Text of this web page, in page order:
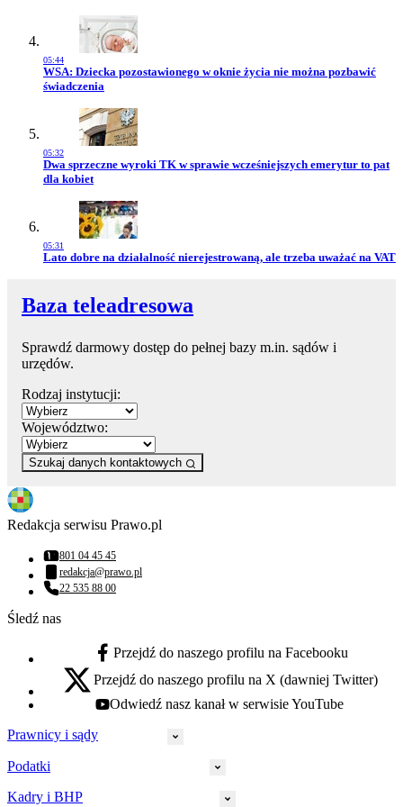
05:44
Przejdź do artykułu:
WSA: Dziecka pozostawionego w oknie życia nie można pozbawić
świadczenia
05:32
Przejdź do artykułu:
Dwa sprzeczne wyroki TK w sprawie wcześniejszych emerytur to pat
dla kobiet
05:31
Przejdź do artykułu:
Lato dobre na działalność nierejestrowaną, ale trzeba uważać na VAT
Baza teleadresowa
Sprawdź darmowy dostęp do pełnej bazy m.in. sądów i
urzędów.
Rodzaj instytucji:
Województwo:
Szukaj danych kontaktowych
Redakcja serwisu Prawo.pl
Numer telefonu:
801 04 45 45
Adres email:
redakcja@prawo.pl
Numer telefonu:
22 535 88 00
Śledź nas
facebook - otwiera się w nowej karcie
Przejdź do naszego profilu na Facebooku
x - otwiera się w nowej karcie
Przejdź do naszego profilu na X (dawniej Twitter)
youtube - otwiera się w nowej karcie
Odwiedź nasz kanał w serwisie YouTube
Prawnicy i sądy
Prawnicy
Podatki
Kadry i BHP